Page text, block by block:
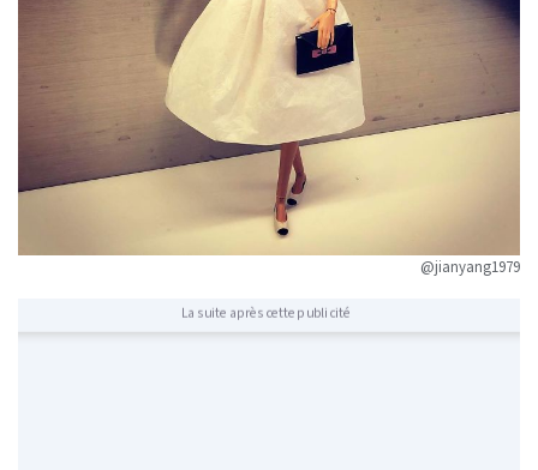
@jianyang1979
La suite après cette publicité